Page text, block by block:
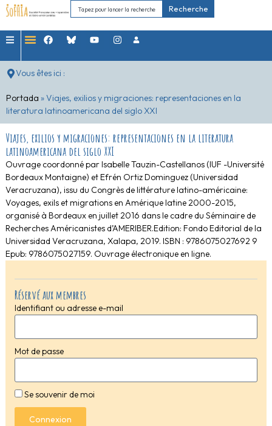
Recherche
Vous êtes ici :
Portada »Viajes, exilios y migraciones: representaciones en la
literatura latinoamericana del siglo XXI
Réservé aux membres
Identifiant ou adresse e-mail
Mot de passe
Se souvenir de moi
Connexion
Viajes, exilios y migraciones: representaciones en la literatura
latinoamericana del siglo XXI
Ouvrage coordonné par Isabelle Tauzin-Castellanos (IUF -Université
Bordeaux Montaigne) et Efrén Ortiz Dominguez (Universidad
Veracruzana), issu du Congrès de littérature latino-américaine:
Voyages, exils et migrations en Amérique latine 2000-2015,
organisé à Bordeaux en juillet 2016 dans le cadre du Séminaire de
Recherches Américanistes d’AMERIBER.Edition: Fondo Editorial de la
Universidad Veracruzana, Xalapa, 2019. ISBN : 9786075027692 9
Epub: 9786075027159. Ouvrage électronique en ligne.